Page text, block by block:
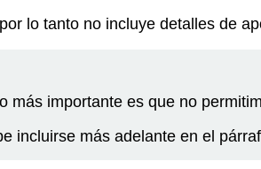
lo tanto no incluye detalles de
importante es que no
incluirse más adelante en el